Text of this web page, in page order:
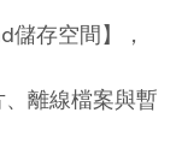
儲存空間】，
離線檔案與暫